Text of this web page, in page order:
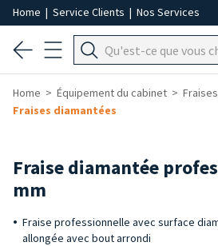
Home | Service Clients | Nos Services
Home Équipement du cabinet
Fraises diamantées
Fraise diamantée
mm
Fraise professionnelle avec surface
allongée avec bout arrondi